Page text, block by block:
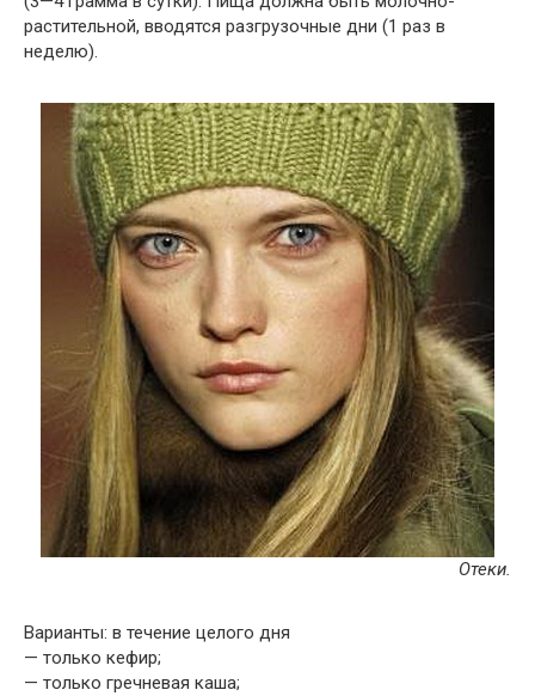
растительной, вводятся разгрузочные дни (1 раз в
неделю).
Отеки.
Варианты: в течение целого дня
— только кефир;
— только гречневая каша;